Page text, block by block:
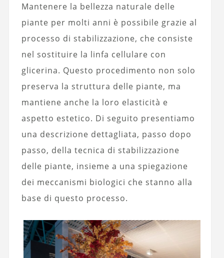
Mantenere la bellezza naturale delle
piante per molti anni è possibile grazie al
processo di stabilizzazione, che consiste
nel sostituire la linfa cellulare con
glicerina. Questo procedimento non solo
preserva la struttura delle piante, ma
mantiene anche la loro elasticità e
aspetto estetico. Di seguito presentiamo
una descrizione dettagliata, passo dopo
passo, della tecnica di stabilizzazione
delle piante, insieme a una spiegazione
dei meccanismi biologici che stanno alla
base di questo processo.